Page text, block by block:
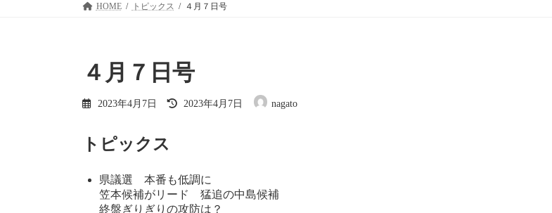
HOME トピックス ４月７日号
４月７日号
2023年4月7日
最
:
2023年4月7日 nagato
トピックス
県議選 本番も低調に
笠本候補がリード 猛追の中島候補
終盤ぎりぎりの攻防は？